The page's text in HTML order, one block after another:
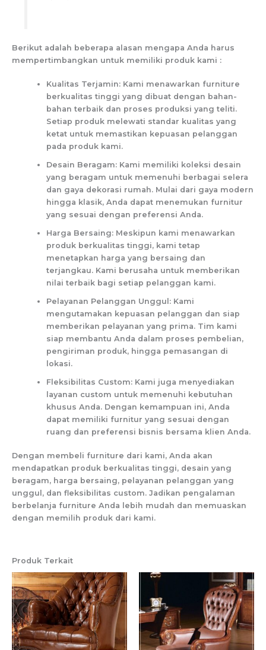
Berikut adalah beberapa alasan mengapa Anda harus
mempertimbangkan untuk memiliki produk kami :
Kualitas Terjamin: Kami menawarkan furniture
berkualitas tinggi yang dibuat dengan bahan-
bahan terbaik dan proses produksi yang teliti.
Setiap produk melewati standar kualitas yang
ketat untuk memastikan kepuasan pelanggan
pada produk kami.
Desain Beragam: Kami memiliki koleksi desain
yang beragam untuk memenuhi berbagai selera
dan gaya dekorasi rumah. Mulai dari gaya modern
hingga klasik, Anda dapat menemukan furnitur
yang sesuai dengan preferensi Anda.
Harga Bersaing: Meskipun kami menawarkan
produk berkualitas tinggi, kami tetap
menetapkan harga yang bersaing dan
terjangkau. Kami berusaha untuk memberikan
nilai terbaik bagi setiap pelanggan kami.
Pelayanan Pelanggan Unggul: Kami
mengutamakan kepuasan pelanggan dan siap
memberikan pelayanan yang prima. Tim kami
siap membantu Anda dalam proses pembelian,
pengiriman produk, hingga pemasangan di
lokasi.
Fleksibilitas Custom: Kami juga menyediakan
layanan custom untuk memenuhi kebutuhan
khusus Anda. Dengan kemampuan ini, Anda
dapat memiliki furnitur yang sesuai dengan
ruang dan preferensi bisnis bersama klien Anda.
Dengan membeli furniture dari kami, Anda akan
mendapatkan produk berkualitas tinggi, desain yang
beragam, harga bersaing, pelayanan pelanggan yang
unggul, dan fleksibilitas custom. Jadikan pengalaman
berbelanja furniture Anda lebih mudah dan memuaskan
dengan memilih produk dari kami.
Produk Terkait